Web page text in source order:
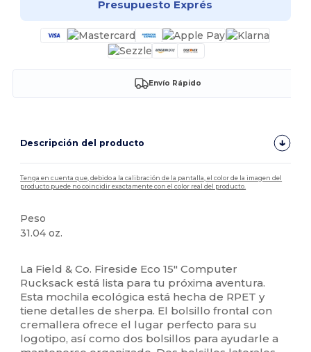
Presupuesto Exprés
Envío Rápido
Descripción del producto
Tenga en cuenta que, debido a la calibración de la pantalla, el color de la imagen del
producto puede no coincidir exactamente con el color real del producto.
Peso
31.04 oz.
La Field & Co. Fireside Eco 15" Computer
Rucksack está lista para tu próxima aventura.
Esta mochila ecológica está hecha de RPET y
tiene detalles de sherpa. El bolsillo frontal con
cremallera ofrece el lugar perfecto para su
logotipo, así como dos bolsillos para ayudarle a